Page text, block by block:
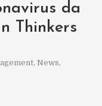
da
Thinkers
, News,